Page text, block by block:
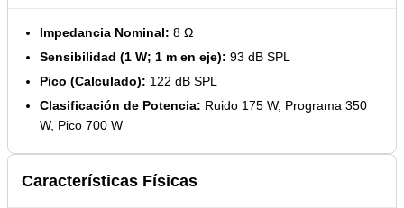
Impedancia Nominal: 8 Ω
Sensibilidad (1 W; 1 m en eje): 93 dB SPL
Pico (Calculado): 122 dB SPL
Clasificación de Potencia: Ruido 175 W, Programa 350
W, Pico 700 W
Características Físicas